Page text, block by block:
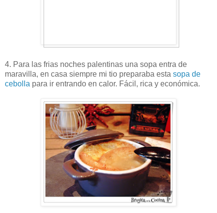
4. Para las frias noches palentinas una sopa entra de
maravilla, en casa siempre mi tio preparaba esta sopa de
cebolla para ir entrando en calor. Fácil, rica y económica.